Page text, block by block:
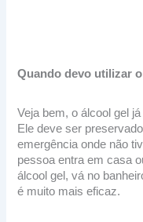
Quando devo utilizar
Veja bem, o álcool gel
Ele deve ser
emergência onde não
pessoa entra em casa
álcool gel, vá no
é muito mais eficaz.